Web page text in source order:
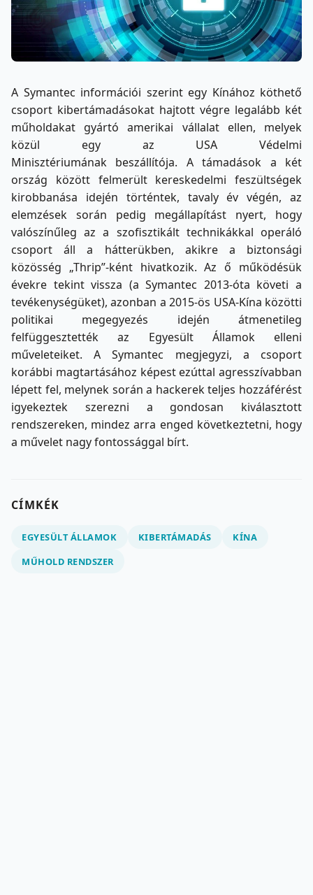
A Symantec információi szerint egy Kínához köthető
csoport kibertámadásokat hajtott végre legalább két
műholdakat gyártó amerikai vállalat ellen, melyek
közül egy az USA Védelmi
Minisztériumának beszállítója. A támadások a két
ország között felmerült kereskedelmi feszültségek
kirobbanása idején történtek, tavaly év végén, az
elemzések során pedig megállapítást nyert, hogy
valószínűleg az a szofisztikált technikákkal operáló
csoport áll a hátterükben, akikre a biztonsági
közösség „Thrip”-ként hivatkozik. Az ő működésük
évekre tekint vissza (a Symantec 2013-óta követi a
tevékenységüket), azonban a 2015-ös USA-Kína közötti
politikai megegyezés idején átmenetileg
felfüggesztették az Egyesült Államok elleni
műveleteiket. A Symantec megjegyzi, a csoport
korábbi magtartásához képest ezúttal agresszívabban
lépett fel, melynek során a hackerek teljes hozzáférést
igyekeztek szerezni a gondosan kiválasztott
rendszereken, mindez arra enged következtetni, hogy
a művelet nagy fontossággal bírt.
CÍMKÉK
EGYESÜLT ÁLLAMOK KIBERTÁMADÁS
KÍNA
MŰHOLD RENDSZER